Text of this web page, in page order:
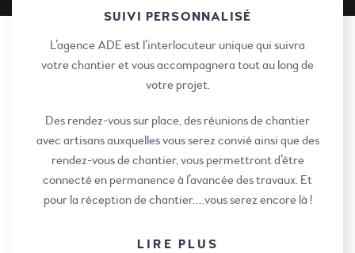
SUIVI PERSONNALISÉ
L’agence ADE est l’interlocuteur unique qui suivra
votre chantier et vous accompagnera tout au long de
votre projet.
Des rendez-vous sur place, des réunions de chantier
avec artisans auxquelles vous serez convié ainsi que des
rendez-vous de chantier, vous permettront d’être
connecté en permanence à l’avancée des travaux. Et
pour la réception de chantier….vous serez encore là !
LIRE PLUS